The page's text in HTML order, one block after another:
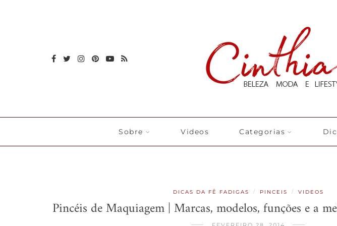
Sobre Videos Categorias
DICAS DA FÊ FADIGAS / PINCEIS / VIDEOS
Pincéis de Maquiagem | Marcas, modelos, funções e a